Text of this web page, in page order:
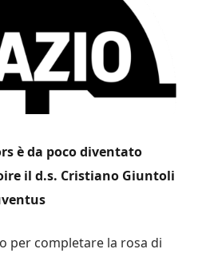
è da poco diventato
il d.s. Cristiano Giuntoli
per completare la rosa di